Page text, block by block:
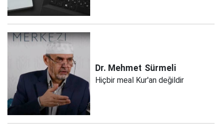
Dr. Mehmet Sürmeli
Hiçbir meal Kur'an değildir